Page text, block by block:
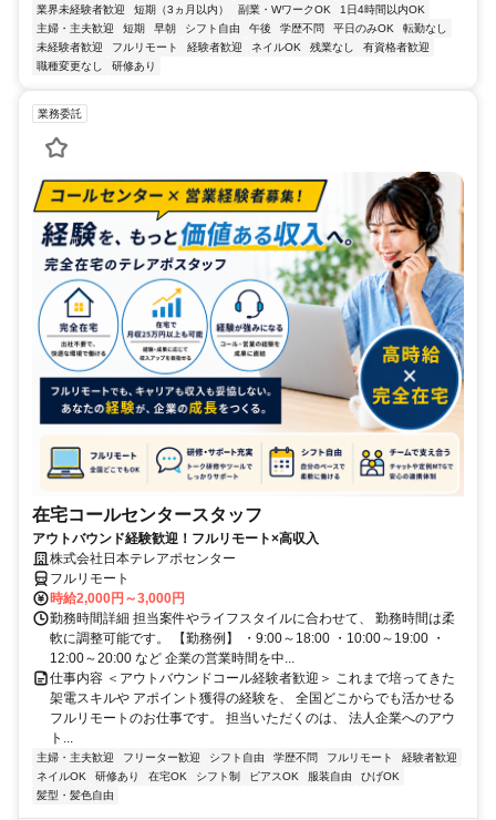
業界未経験者歓迎 短期（3ヵ月以内） 副業・WワークOK
1日4時間以内OK
主婦・主夫歓迎
短期 早朝 シフト自由 午後 学歴不問 平日のみOK
転勤なし
未経験者歓迎
フルリモート 経験者歓迎 ネイルOK 残業なし
有資格者歓迎
職種変更なし
研修あり
業務委託
在宅コールセンタースタッフ
アウトバウンド経験歓迎！フルリモート×高収入
株式会社日本テレアポセンター
フルリモート
時給2,000円～3,000円
勤務時間詳細 担当案件やライフスタイルに合わせて、 勤務時間は柔
軟に調整可能です。 【勤務例】 ・9:00～18:00 ・10:00～19:00 ・
12:00～20:00 など 企業の営業時間を中...
仕事内容 ＜アウトバウンドコール経験者歓迎＞ これまで培ってきた
架電スキルや アポイント獲得の経験を、 全国どこからでも活かせる
フルリモートのお仕事です。 担当いただくのは、 法人企業へのアウ
ト...
主婦・主夫歓迎 フリーター歓迎 シフト自由 学歴不問 フルリモート
経験者歓迎
ネイルOK
研修あり 在宅OK シフト制 ピアスOK 服装自由
ひげOK
髪型・髪色自由